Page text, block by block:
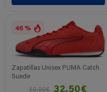
46 %
Zapatillas Unisex PUMA Catch
Suede
59,99€
32,50€